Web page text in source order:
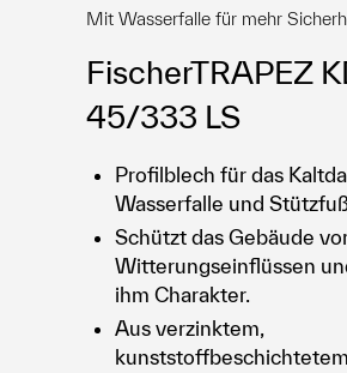
Mit Wasserfalle für mehr
FischerTRAPEZ
45/333 LS
Profilblech für das
Wasserfalle und
Schützt das Gebäude
Witterungseinflüssen
ihm Charakter.
Aus verzinktem,